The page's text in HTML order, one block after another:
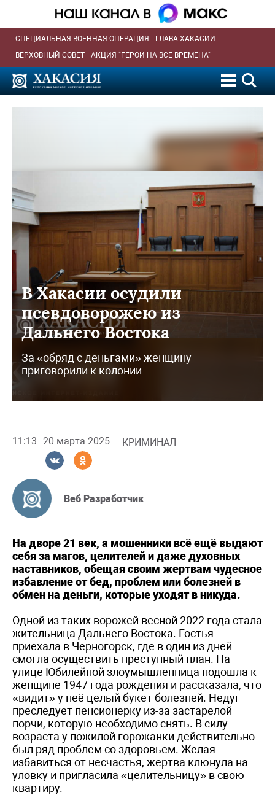
СПЕЦИАЛЬНАЯ ВОЕННАЯ ОПЕРАЦИЯ
ГЛАВА ХАКАСИИ
ВЕРХОВНЫЙ СОВЕТ
АКЦИЯ "ГЕРОИ НА ВСЕ ВРЕМЕНА"
В Хакасии осудили
псевдоворожею из
Дальнего Востока
За «обряд с деньгами» женщину
приговорили к колонии
11:13 20 марта 2025 КРИМИНАЛ
Веб Разработчик
На дворе 21 век, а мошенники всё ещё выдают
себя за магов, целителей и даже духовных
наставников, обещая своим жертвам чудесное
избавление от бед, проблем или болезней в
обмен на деньги, которые уходят в никуда.
Одной из таких ворожей весной 2022 года стала
жительница Дальнего Востока. Гостья
приехала в Черногорск, где в один из дней
смогла осуществить преступный план. На
улице Юбилейной злоумышленница подошла к
женщине 1947 года рождения и рассказала, что
«видит» у неё целый букет болезней. Недуг
преследует пенсионерку из-за застарелой
порчи, которую необходимо снять. В силу
возраста у пожилой горожанки действительно
был ряд проблем со здоровьем. Желая
избавиться от несчастья, жертва клюнула на
уловку и пригласила «целительницу» в свою
квартиру.